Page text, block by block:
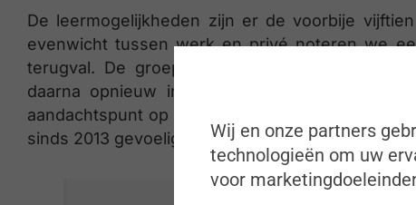
De leermogelijkheden zijn er de voorbije
evenwicht tussen werk en privé noteren we
terugval. De groep werknemers met
daarna opnieuw in omvang toegenomen.
aandachtspunt op de werkbaarheidsagenda.Het
sinds 2013 gevoelig gestegen.Wij en onze partners
technologieën om uw
voor